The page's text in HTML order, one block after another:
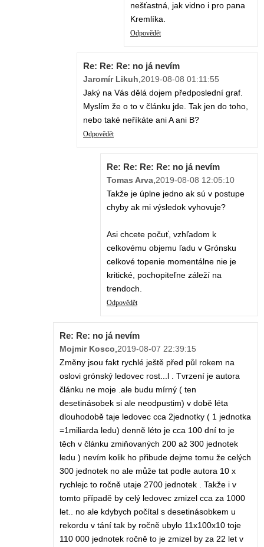
nešťastná, jak vidno i pro pana
Kremlíka.
Odpovědět
Re: Re: Re: no já nevím
Jaromír Likuh,2019-08-08 01:11:55
Jaký na Vás dělá dojem předposlední graf.
Myslím že o to v článku jde. Tak jen do toho,
nebo také neříkáte ani A ani B?
Odpovědět
Re: Re: Re: Re: no já nevím
Tomas Arva,2019-08-08 12:05:10
Takže je úplne jedno ak sú v postupe
chyby ak mi výsledok vyhovuje?
Asi chcete počuť, vzhľadom k
celkovému objemu ľadu v Grónsku
celkové topenie momentálne nie je
kritické, pochopiteľne záleží na
trendoch.
Odpovědět
Re: Re: no já nevím
Mojmir Kosco,2019-08-07 22:39:15
Změny jsou fakt rychlé ještě před půl rokem na
oslovi grónský ledovec rost...l . Tvrzení je autora
článku ne moje .ale budu mírný ( ten
desetinásobek si ale neodpustim) v době léta
dlouhodobě taje ledovec cca 2jednotky ( 1 jednotka
=1miliarda ledu) denně léto je cca 100 dní to je
těch v článku zmiňovaných 200 až 300 jednotek
ledu ) nevím kolik ho přibude dejme tomu že celých
300 jednotek no ale může tat podle autora 10 x
rychlejc to ročně utaje 2700 jednotek . Takže i v
tomto případě by celý ledovec zmizel cca za 1000
let.. no ale kdybych počítal s desetinásobkem u
rekordu v tání tak by ročně ubylo 11x100x10 toje
110 000 jednotek ročně to je zmizel by za 22 let v